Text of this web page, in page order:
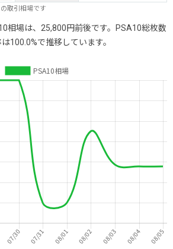
取引相場です
相場は、25,800円前後です。PSA10総枚数
100.0%で推移しています。